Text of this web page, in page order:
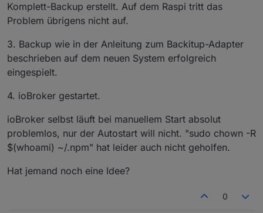
Komplett-Backup erstellt. Auf dem Raspi tritt das
Problem übrigens nicht auf.
3. Backup wie in der Anleitung zum Backitup-Adapter
beschrieben auf dem neuen System erfolgreich
eingespielt.
4. ioBroker gestartet.
ioBroker selbst läuft bei manuellem Start absolut
problemlos, nur der Autostart will nicht. "sudo chown -R
$(whoami) ~/.npm" hat leider auch nicht geholfen.
Hat jemand noch eine Idee?
0